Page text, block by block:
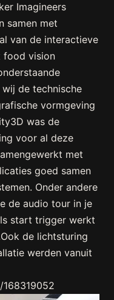
Imagineers
samen met
van de interactieve
food vision
de technische
vormgeving
was de
voor al deze
met
goed samen
Onder andere
de audio tour in je
start trigger werkt
de lichtsturing
werden vanuit